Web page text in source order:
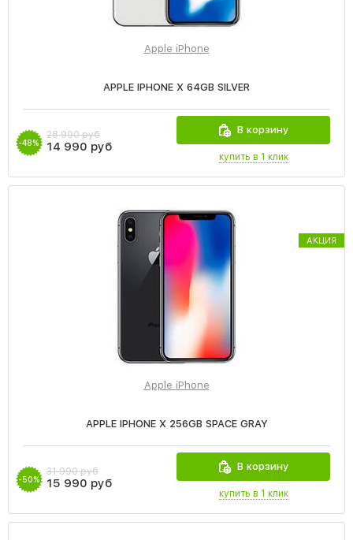
Apple iPhone
APPLE IPHONE X 64GB SILVER
-48%
28 990 руб
14 990 руб
В корзину
купить в 1 клик
АКЦИЯ
Apple iPhone
APPLE IPHONE X 256GB SPACE GRAY
-50%
31 990 руб
15 990 руб
В корзину
купить в 1 клик